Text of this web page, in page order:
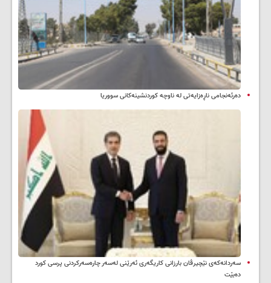
دەرئەنجامی ناڕەزایەتی لە ناوچە کوردنشینەکانی سووریا
سه‌ردانه‌کەی نێچیرڤان بارزانی كاریگه‌ری ئه‌رێنی له‌سه‌ر چاره‌سه‌ركردنی پرسی كورد
ده‌بێت